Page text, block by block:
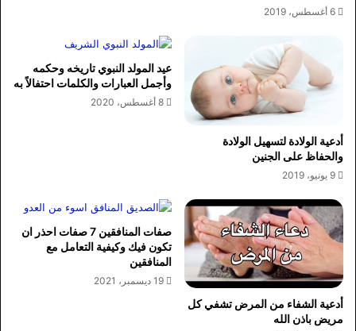
6 أغسطس، 2019
أدعية الولادة لتسهيل الولادة
والحفاظ على الجنين
9 يونيو، 2019
عيد المولد النبوي تاريخه وحكمه
وأجمل العبارات والكلمات احتفالاً به
8 أغسطس، 2020
أدعية الشفاء من المرض تشفي كل
مريض باذن الله
صفات المنافقين 7 صفات احذر ان
تكون فيك وكيفية التعامل مع
المنافقين
19 ديسمبر، 2021